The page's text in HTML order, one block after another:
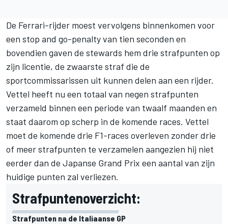
De Ferrari-rijder moest vervolgens binnenkomen voor
een stop and go-penalty van tien seconden en
bovendien gaven de stewards hem drie strafpunten op
zijn licentie, de zwaarste straf die de
sportcommissarissen uit kunnen delen aan een rijder.
Vettel heeft nu een totaal van negen strafpunten
verzameld binnen een periode van twaalf maanden en
staat daarom op scherp in de komende races. Vettel
moet de komende drie F1-races overleven zonder drie
of meer strafpunten te verzamelen aangezien hij niet
eerder dan de Japanse Grand Prix een aantal van zijn
huidige punten zal verliezen.
Strafpuntenoverzicht:
Strafpunten na de Italiaanse GP